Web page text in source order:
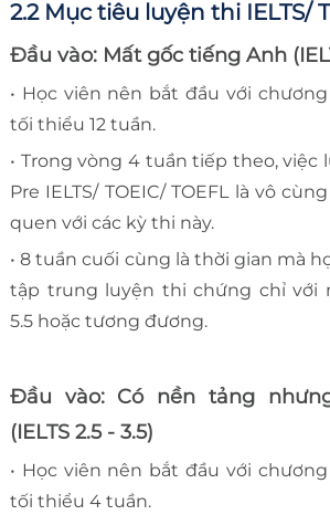
2.2 Mục tiêu luyện thi IELTS/
Đầu vào: Mất gốc tiếng Anh
• Học viên nên bắt đầu với
tối thiểu 12 tuần.
• Trong vòng 4 tuần tiếp theo, việc
Pre IELTS/ TOEIC/ TOEFL là vô
quen với các kỳ thi này.
• 8 tuần cuối cùng là thời gian mà
tập trung luyện thi chứng chỉ với
5.5 hoặc tương đương.
Đầu vào: Có nền tảng
(IELTS 2.5 - 3.5)
• Học viên nên bắt đầu với
tối thiểu 4 tuần.